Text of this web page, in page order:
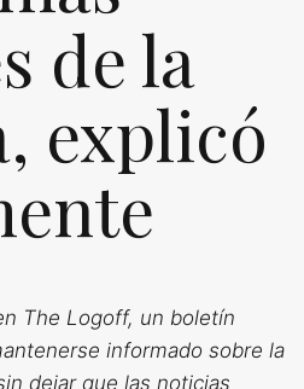
de la
explicó
The Logoff, un boletín
informado sobre la
dejar que las noticias